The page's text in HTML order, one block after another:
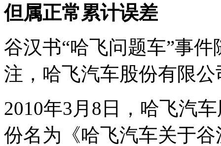
但属正常累计误差
谷汉书“哈飞问题车”事
注，哈飞汽车股份有限
2010年3月8日，哈飞汽
份名为《哈飞汽车关于